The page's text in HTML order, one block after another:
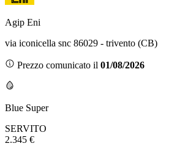
Agip Eni
via iconicella snc 86029 - trivento (CB)
Prezzo comunicato il 01/08/2026
Blue Super
SERVITO
2.345 €